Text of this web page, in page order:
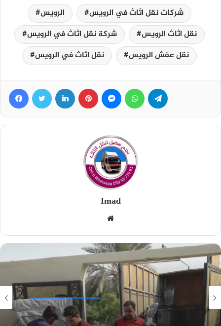
الرويس
شركات نقل اثاث في الرويس
شركة نقل اثاث في الرويس
نقل اثاث الرويس
نقل اثاث في الرويس
نقل عفش الرويس
Facebook Twitter LinkedIn Pinterest Messenger WhatsApp
Imad
Website
شركات نقل اثاث ابوظبي
August 13, 2021
شركات نقل اثاث في الكرامة ابوظبي